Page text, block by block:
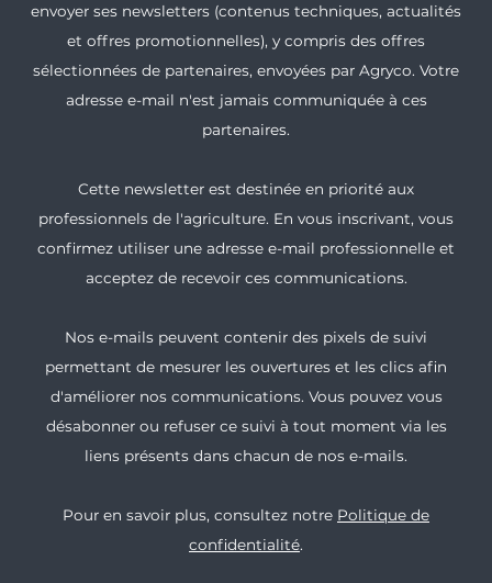
envoyer ses newsletters (contenus techniques, actualités
et offres promotionnelles), y compris des offres
sélectionnées de partenaires, envoyées par Agryco. Votre
adresse e-mail n'est jamais communiquée à ces
partenaires.
Cette newsletter est destinée en priorité aux
professionnels de l'agriculture. En vous inscrivant, vous
confirmez utiliser une adresse e-mail professionnelle et
acceptez de recevoir ces communications.
Nos e-mails peuvent contenir des pixels de suivi
permettant de mesurer les ouvertures et les clics afin
d'améliorer nos communications. Vous pouvez vous
désabonner ou refuser ce suivi à tout moment via les
liens présents dans chacun de nos e-mails.
Pour en savoir plus, consultez notre Politique de
confidentialité.